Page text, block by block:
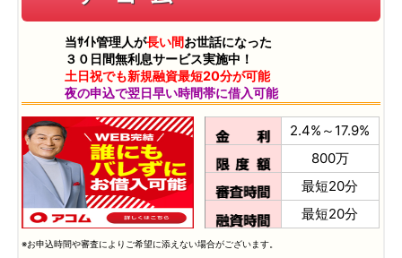
当ｻｲﾄ管理人が長い間お世話になった
３０日間無利息サービス実施中！
土日祝でも新規融資最短20分が可能
夜の申込で翌日早い時間帯に借入可能
2.4%～17.9%
800万
最短20分
最短20分
※お申込時間や審査によりご希望に添えない場合がございます。